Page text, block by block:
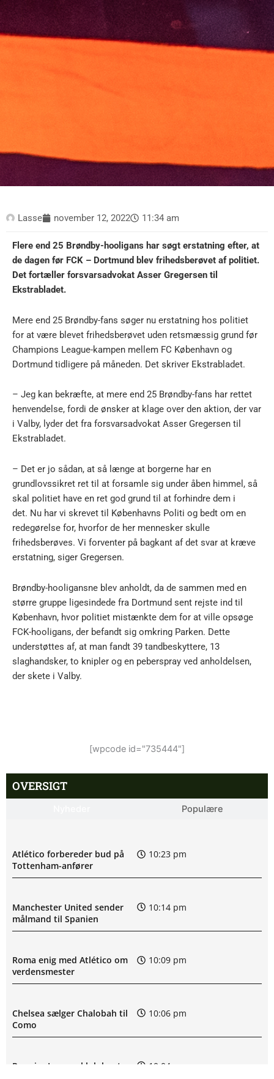
Lasse november 12, 2022 11:34 am
Flere end 25 Brøndby-hooligans har søgt erstatning efter, at
de dagen før FCK – Dortmund blev frihedsberøvet af politiet.
Det fortæller forsvarsadvokat Asser Gregersen til
Ekstrabladet.
Mere end 25 Brøndby-fans søger nu erstatning hos politiet
for at være blevet frihedsberøvet uden retsmæssig grund før
Champions League-kampen mellem FC København og
Dortmund tidligere på måneden. Det skriver Ekstrabladet.
– Jeg kan bekræfte, at mere end 25 Brøndby-fans har rettet
henvendelse, fordi de ønsker at klage over den aktion, der var
i Valby, lyder det fra forsvarsadvokat Asser Gregersen til
Ekstrabladet.
– Det er jo sådan, at så længe at borgerne har en
grundlovssikret ret til at forsamle sig under åben himmel, så
skal politiet have en ret god grund til at forhindre dem i
det. Nu har vi skrevet til Københavns Politi og bedt om en
redegørelse for, hvorfor de her mennesker skulle
frihedsberøves. Vi forventer på bagkant af det svar at kræve
erstatning, siger Gregersen.
Brøndby-hooligansne blev anholdt, da de sammen med en
større gruppe ligesindede fra Dortmund sent rejste ind til
København, hvor politiet mistænkte dem for at ville opsøge
FCK-hooligans, der befandt sig omkring Parken. Dette
understøttes af, at man fandt 39 tandbeskyttere, 13
slaghandsker, to knipler og en peberspray ved anholdelsen,
der skete i Valby.
[wpcode id="735444"]
OVERSIGT
Populære
Atlético forbereder bud på
Tottenham-anfører
10:23 pm
Manchester United sender
målmand til Spanien
10:14 pm
Roma enig med Atlético om
verdensmester
10:09 pm
Chelsea sælger Chalobah til
Como
10:06 pm
Premier League-klub henter
10:04 pm